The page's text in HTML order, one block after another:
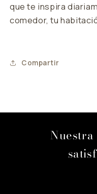
que te inspira
comedor, tu
Compartir